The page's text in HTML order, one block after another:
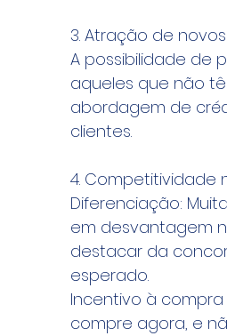
3. Atração de
A possibilidade de
aqueles que não
abordagem de
clientes.
4. Competitividade
Diferenciação:
em desvantagem
destacar da
esperado.
Incentivo à
compre agora, e